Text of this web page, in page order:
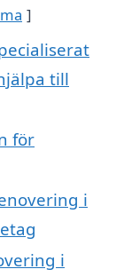
till
för
i
i